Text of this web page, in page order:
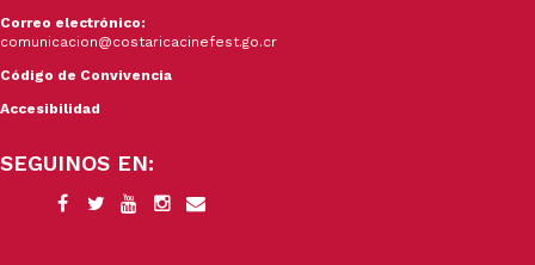
Correo electrónico:
comunicacion@costaricacinefest.go.cr
Código de Convivencia
Accesibilidad
SEGUINOS EN: